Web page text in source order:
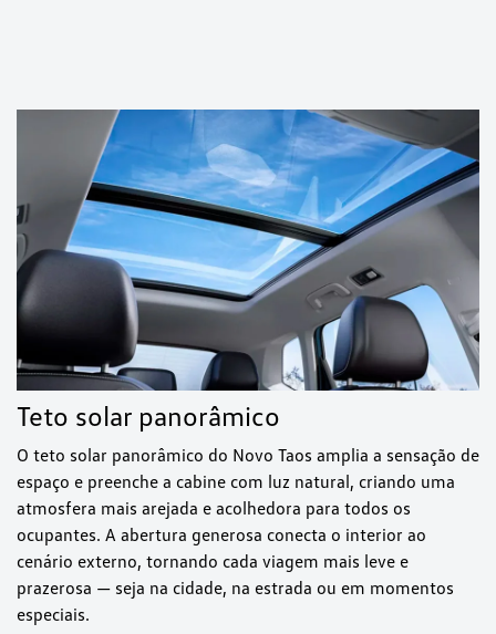
Teto solar panorâmico
O teto solar panorâmico do Novo Taos amplia a sensação de
espaço e preenche a cabine com luz natural, criando uma
atmosfera mais arejada e acolhedora para todos os
ocupantes. A abertura generosa conecta o interior ao
cenário externo, tornando cada viagem mais leve e
prazerosa — seja na cidade, na estrada ou em momentos
especiais.